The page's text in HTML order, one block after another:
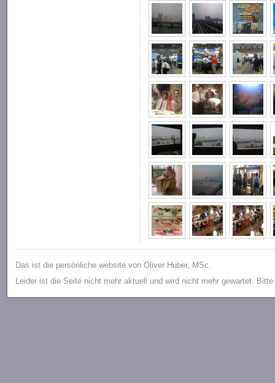
Das ist die persönliche website von Oliver Huber, MSc.
Leider ist die Seite nicht mehr aktuell und wird nicht mehr gewartet.